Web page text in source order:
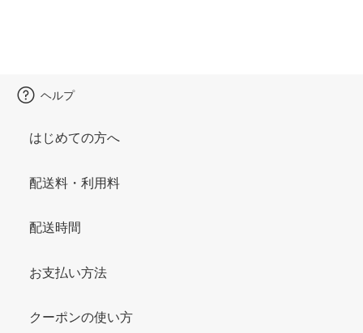
ヘルプ
はじめての方へ
配送料・利用料
配送時間
お支払い方法
クーポンの使い方